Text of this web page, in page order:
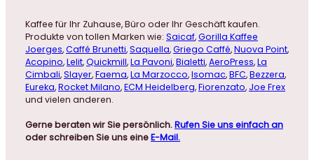
Kaffee für Ihr Zuhause, Büro oder Ihr Geschäft kaufen.
Produkte von tollen Marken wie: Saicaf,Gorilla Kaffee
Joerges,Caffé Brunetti,Saquella,Griego Caffé,Nuova Point,
Acopino,Lelit,Quickmill,La Pavoni,Bialetti,AeroPress,La
Cimbali,Slayer,Faema,La Marzocco,Isomac,BFC,Bezzera,
Eureka,Rocket Milano,ECM Heidelberg,Fiorenzato, Joe Frex
und vielen anderen.
Gerne beraten wir Sie persönlich.Rufen Sie uns einfach an
oder schreiben Sie uns eineE-Mail.